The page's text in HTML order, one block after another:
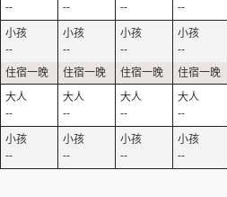
--
--
--
--
--
--
--
--
--
--
--
--
--
--
--
--